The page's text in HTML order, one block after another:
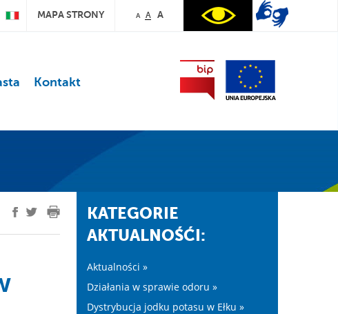
MAPA STRONY A A A
Kontakt
KATEGORIE
AKTUALNOŚĆI:
Aktualności »
Działania w sprawie odoru »
Dystrybucja jodku potasu w Ełku »